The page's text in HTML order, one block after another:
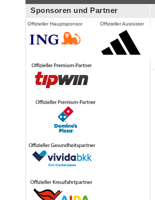
Sponsoren und Partner
Offizieller Hauptsponsor Offizieller Ausrüster